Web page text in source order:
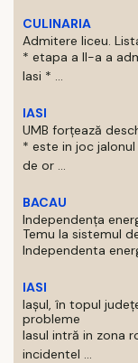
CULINARIA
Admitere liceu.
* etapa a II-a a
Iasi * ...
IASI
UMB forțează
* este in joc jalonul
de or ...
BACAU
Independența
Temu la sistemul
Independenta
IASI
Iașul, în topul
probleme
Iasul intră in zona
incidentel ...